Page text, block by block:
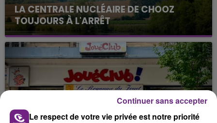
LA CENTRALE NUCLÉAIRE DE CHOOZ
TOUJOURS À L'ARRÊT
Cela fait déjà une semaine que la centrale
nucléaire ardennaise est à l'arrêt. Une situation
justifiée par la sécheresse intense qui est toujours
présente.
Le respect de votre vie privée est notre priorité
Continuer sans accepter